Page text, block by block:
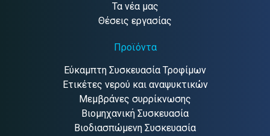
Τα νέα μας
Θέσεις εργασίας
Προϊόντα
Εύκαμπτη Συσκευασία Τροφίμων
Ετικέτες νερού και αναψυκτικών
Μεμβράνες συρρίκνωσης
Βιομηχανική Συσκευασία
Βιοδιασπώμενη Συσκευασία